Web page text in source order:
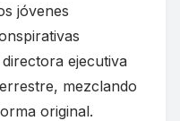
jóvenes
ejecutiva
mezclando
original.